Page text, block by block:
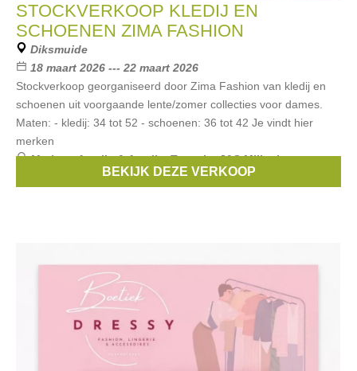
STOCKVERKOOP KLEDIJ EN
SCHOENEN ZIMA FASHION
Diksmuide
18 maart 2026 --- 22 maart 2026
Stockverkoop georganiseerd door Zima Fashion van kledij en
schoenen uit voorgaande lente/zomer collecties voor dames.
Maten: - kledij: 34 tot 52 - schoenen: 36 tot 42 Je vindt hier
merken
Merken:Amelie & Amelie,Tamaris,J&S Millenium,
C’est beau la vie, ...
BEKIJK DEZE VERKOOP